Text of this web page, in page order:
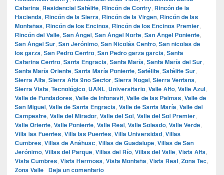
Catarina, Residencial Satélite, Rincón de Contry, Rincón de la
Hacienda, Rincón de la Sierra, Rincón de la Virgen, Rincón de las
Montañas, Rincón de los Encinos, Rincón de los Encinos Premier,
Rincón del Valle, San Ángel, San Ángel Norte, San Ángel Poniente,
San Ángel Sur, San Jerónimo, San Nicolás Centro, San nicolas de
los garza, San Pedro Centro, San Pedro garza garcia, Santa
Catarina Centro, Santa Engracia, Santa María, Santa María del Sur,
Santa María Oriente, Santa María Poniente, Satélite, Satélite Sur,
Sierra Alta, Sierra Alta 9no Sector, Sierra Nogal, Sierra Ventana,
Sierra Vista, Tecnológico, UANL, Universitario, Valle Alto, Valle Azul,
Valle de Fundadores, Valle de Infonavit, Valle de las Palmas, Valle de
San Miguel, Valle de Santa Engracia, Valle de Santa María, Valle del
Campestre, Valle del Mirador, Valle del Sol, Valle del Sol Premier,
Valle Oriente, Valle Poniente, Valle Real, Valle Soleado, Valle Verde,
Villa las Fuentes, Villa las Puentes, Villa Universidad, Villas
Cumbres, Villas de Anáhuac, Villas de Guadalupe, Villas de San
Jerónimo, Villas del Parque, Villas del Río, Villas del Valle, Vista Alta,
Vista Cumbres, Vista Hermosa, Vista Montaña, Vista Real, Zona Tec,
Zona Valle | Deja un comentario